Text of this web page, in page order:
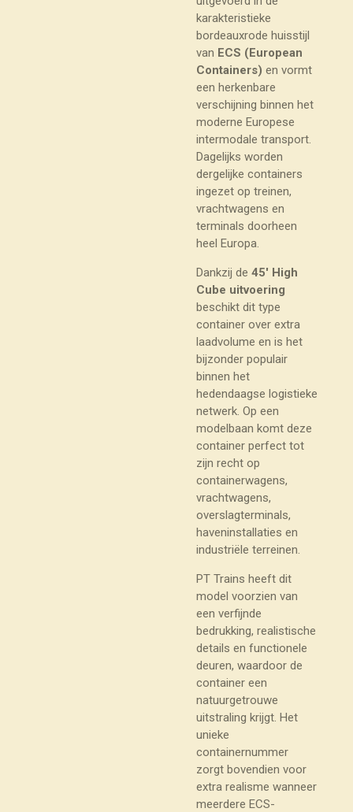
karakteristieke
bordeauxrode huisstijl
van ECS (European
Containers) en vormt
een herkenbare
verschijning binnen het
moderne Europese
intermodale transport.
Dagelijks worden
dergelijke containers
ingezet op treinen,
vrachtwagens en
terminals doorheen
heel Europa.
Dankzij de 45' High
Cube uitvoering
beschikt dit type
container over extra
laadvolume en is het
bijzonder populair
binnen het
hedendaagse logistieke
netwerk. Op een
modelbaan komt deze
container perfect tot
zijn recht op
containerwagens,
vrachtwagens,
overslagterminals,
haveninstallaties en
industriële terreinen.
PT Trains heeft dit
model voorzien van
een verfijnde
bedrukking, realistische
details en functionele
deuren, waardoor de
container een
natuurgetrouwe
uitstraling krijgt. Het
unieke
containernummer
zorgt bovendien voor
extra realisme wanneer
meerdere ECS-